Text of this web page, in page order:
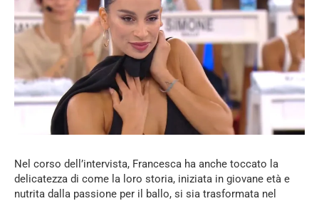
Nel corso dell’intervista, Francesca ha anche toccato la
delicatezza di come la loro storia, iniziata in giovane età e
nutrita dalla passione per il ballo, si sia trasformata nel